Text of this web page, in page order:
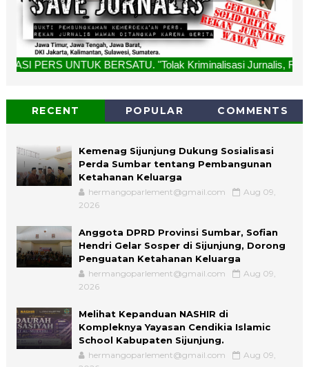
BERSATU. "Tolak Kriminalisasi Jurnalis, Rekan Kami
RECENT POPULAR COMMENTS
Kemenag Sijunjung Dukung Sosialisasi
Perda Sumbar tentang Pembangunan
Ketahanan Keluarga
hermangoparlement@gmail.com
Aug 09,
2026
Anggota DPRD Provinsi Sumbar, Sofian
Hendri Gelar Sosper di Sijunjung, Dorong
Penguatan Ketahanan Keluarga
hermangoparlement@gmail.com
Aug 09,
2026
Melihat Kepanduan NASHIR di
Kompleknya Yayasan Cendikia Islamic
School Kabupaten Sijunjung.
hermangoparlement@gmail.com
Aug 09,